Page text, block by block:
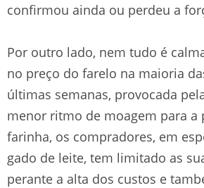
confirmou ainda ou perdeu a
Por outro lado, nem tudo é
no preço do farelo na maioria
últimas semanas, provocada
menor ritmo de moagem para a
farinha, os compradores, em
gado de leite, tem limitado as
perante a alta dos custos e